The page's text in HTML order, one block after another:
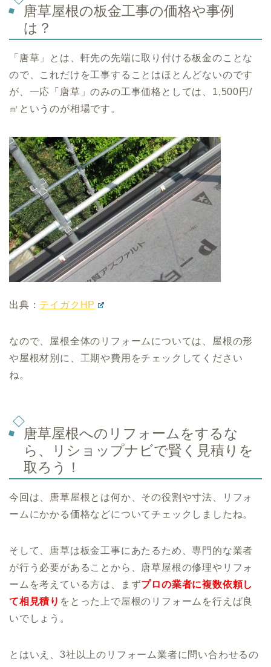
唐草屋根の板金工事の価格や事例
は？
「唐草」とは、軒先の先端に取り付ける板金のことな
ので、これだけを工事することはほとんどないのです
が、一応「唐草」のみの工事価格としては、1,500円/
㎡というのが相場です。
出典： テイガクHP
なので、屋根全体のリフォームについては、屋根の形
や屋根材別に、工期や費用をチェックしてください
ね。
唐草屋根へのリフォームをするな
ら、リショップナビで賢く見積りを
取ろう！
今回は、唐草屋根とは何か、その役割や寸法、リフォ
ームにかかる価格などについてチェックしましたね。
そして、唐草は板金工事にあたるため、専門的な業者
が行う必要があることから、唐草屋根の修理やリフォ
ームを考えている方は、まずプロの業者に複数依頼し
て相見積り をとった上で屋根のリフォームを行えば良
いでしょう。
とはいえ、3社以上のリフォーム業者に問い合わせるの